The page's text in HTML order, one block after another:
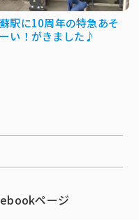
駅に10周年の特急あそ
い！がきました♪
ページ